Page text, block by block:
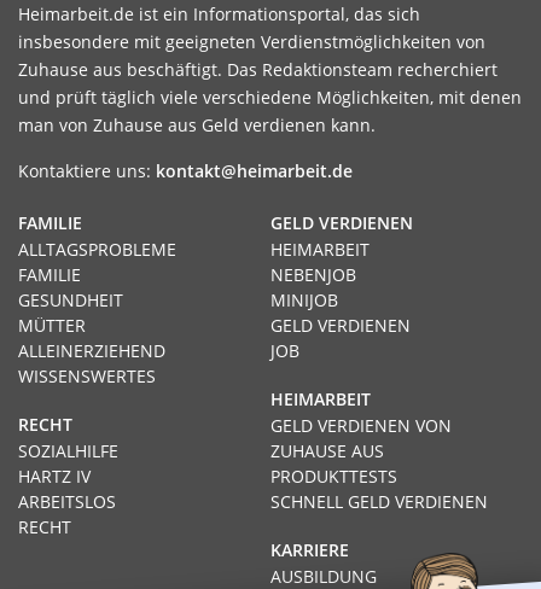
Heimarbeit.de ist ein Informationsportal, das sich
insbesondere mit geeigneten Verdienstmöglichkeiten von
Zuhause aus beschäftigt. Das Redaktionsteam recherchiert
und prüft täglich viele verschiedene Möglichkeiten, mit denen
man von Zuhause aus Geld verdienen kann.
Kontaktiere uns: kontakt@heimarbeit.de
GELD VERDIENEN
HEIMARBEIT
NEBENJOB
MINIJOB
GELD VERDIENEN
JOB
HEIMARBEIT
GELD VERDIENEN VON
ZUHAUSE AUS
PRODUKTTESTS
SCHNELL GELD VERDIENEN
KARRIERE
AUSBILDUNG
FAMILIE
ALLTAGSPROBLEME
FAMILIE
GESUNDHEIT
MÜTTER
ALLEINERZIEHEND
WISSENSWERTES
RECHT
SOZIALHILFE
HARTZ IV
ARBEITSLOS
RECHT